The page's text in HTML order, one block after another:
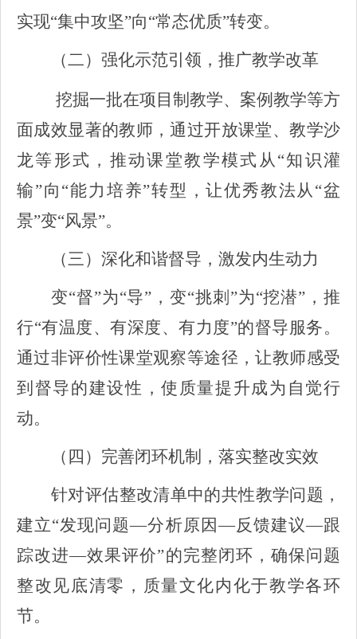
实现“集中攻坚”向“常态优质”转变。
（二）强化示范引领，推广教学改革
挖掘一批在项目制教学、案例教学等方
面成效显著的教师，通过开放课堂、教学沙
龙等形式，推动课堂教学模式从“知识灌
输”向“能力培养”转型，让优秀教法从“盆
景”变“风景”。
（三）深化和谐督导，激发内生动力
变“督”为“导”，变“挑刺”为“挖潜”，推
行“有温度、有深度、有力度”的督导服务。
通过非评价性课堂观察等途径，让教师感受
到督导的建设性，使质量提升成为自觉行
动。
（四）完善闭环机制，落实整改实效
针对评估整改清单中的共性教学问题，
建立“发现问题—分析原因—反馈建议—跟
踪改进—效果评价”的完整闭环，确保问题
整改见底清零，质量文化内化于教学各环
节。